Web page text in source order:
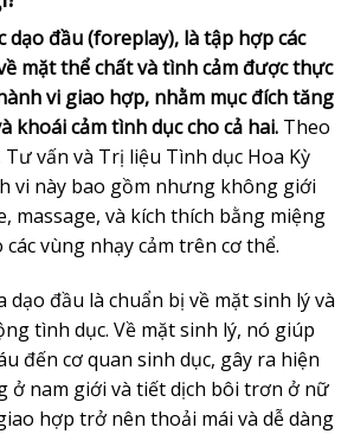
dạo đầu (foreplay), là tập hợp các
mặt thể chất và tình cảm được thực
vi giao hợp, nhằm mục đích tăng
khoái cảm tình dục cho cả hai. Theo
Tư vấn và Trị liệu Tình dục Hoa Kỳ
vi này bao gồm nhưng không giới
massage, và kích thích bằng miệng
vùng nhạy cảm trên cơ thể.
dạo đầu là chuẩn bị về mặt sinh lý và
tình dục. Về mặt sinh lý, nó giúp
đến cơ quan sinh dục, gây ra hiện
ở nam giới và tiết dịch bôi trơn ở nữ
hợp trở nên thoải mái và dễ dàng